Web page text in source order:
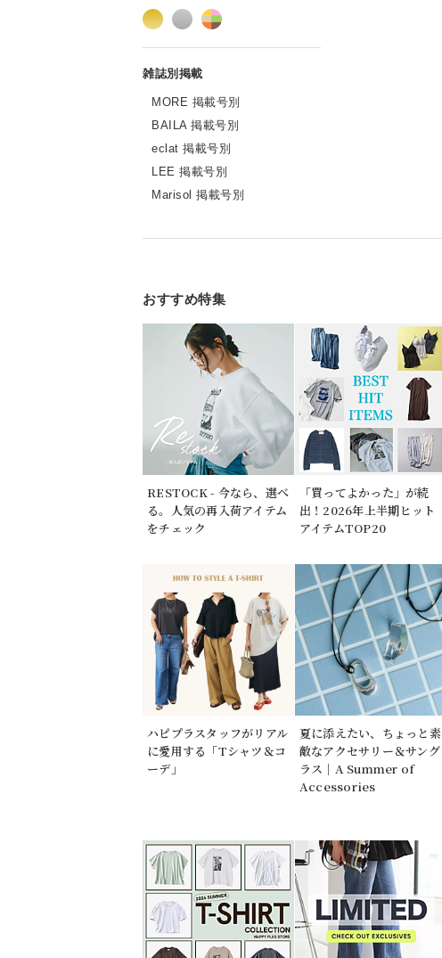
MORE 掲載号別
BAILA 掲載号別
eclat 掲載号別
LEE 掲載号別
Marisol 掲載号別
おすすめ特集
RESTOCK - 今なら、選べ
る。人気の再入荷アイテム
をチェック
「買ってよかった」が続
出！2026年上半期ヒット
アイテムTOP20
ハピプラスタッフがリアル
に愛用する「Tシャツ＆コ
ーデ」
夏に添えたい、ちょっと素
敵なアクセサリー＆サング
ラス｜A Summer of
Accessories